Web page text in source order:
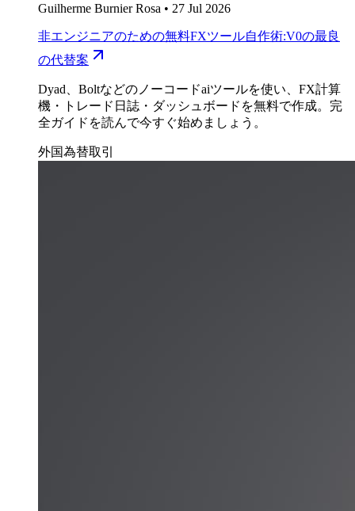
Guilherme Burnier Rosa • 27 Jul 2026
非エンジニアのための無料FXツール自作術:V0の最良
の代替案
Dyad、Boltなどのノーコードaiツールを使い、FX計算
機・トレード日誌・ダッシュボードを無料で作成。完
全ガイドを読んで今すぐ始めましょう。
外国為替取引